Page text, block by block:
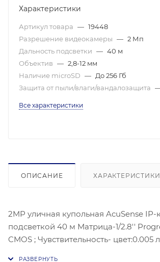
Характеристики
Артикул товара — 19448
Разрешение видеокамеры — 2 Мп
Дальность подсветки — 40 м
Объектив — 2,8-12 мм
Наличие microSD — До 256 Гб
Защита от пыли/влаги/вандалозащита
Все характеристики
ОПИСАНИЕ ХАРАКТЕРИСТИКИ
2MP уличная купольная AcuSense IP-камера с ИК
подсветкой 40 м Матрица-1/2.8''
CMOS ; Чувствительность- цвет:0.005